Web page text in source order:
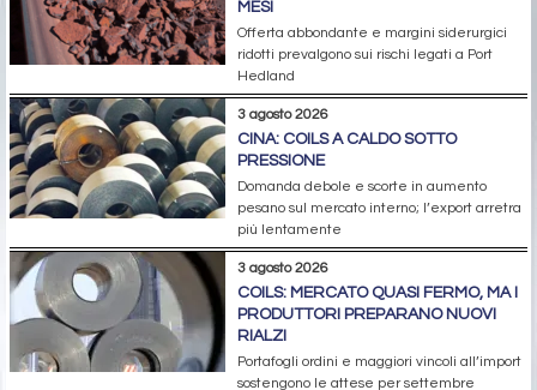
MESI
Offerta abbondante e margini siderurgici
ridotti prevalgono sui rischi legati a Port
Hedland
3 agosto 2026
CINA: COILS A CALDO SOTTO
PRESSIONE
Domanda debole e scorte in aumento
pesano sul mercato interno; l’export arretra
più lentamente
3 agosto 2026
COILS: MERCATO QUASI FERMO, MA I
PRODUTTORI PREPARANO NUOVI
RIALZI
Portafogli ordini e maggiori vincoli all’import
sostengono le attese per settembre